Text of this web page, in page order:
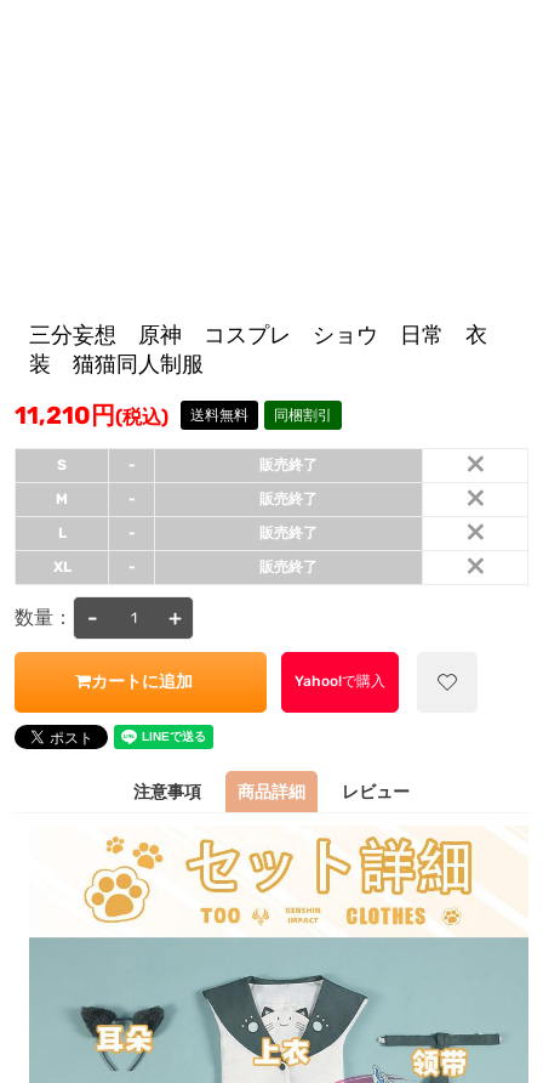
三分妄想 原神 コスプレ ショウ 日常 衣
装 猫猫同人制服
11,210 円(税込) 送料無料 同梱割引
S - 販売終了 ×
M - 販売終了 ×
L - 販売終了 ×
XL - 販売終了 ×
数量： - +
カートに追加 Yahoo!で購入
注意事項 商品詳細 レビュー